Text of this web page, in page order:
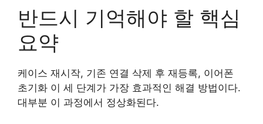
반드시 기억해야 할 핵심
요약
케이스 재시작, 기존 연결 삭제 후 재등록, 이어폰
초기화 이 세 단계가 가장 효과적인 해결 방법이다.
대부분 이 과정에서 정상화된다.